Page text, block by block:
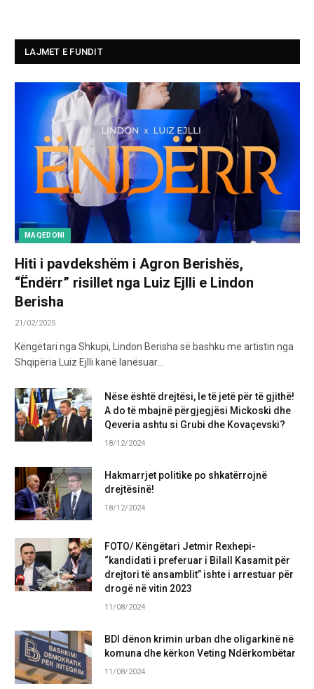
LAJMET E FUNDIT
MAQEDONI
Hiti i pavdekshëm i Agron Berishës,
“Ëndërr” risillet nga Luiz Ejlli e Lindon
Berisha
21/02/2025
Këngëtari nga Shkupi, Lindon Berisha së bashku me artistin nga
Shqipëria Luiz Ejlli kanë lanësuar…
Nëse është drejtësi, le të jetë për të gjithë!
A do të mbajnë përgjegjësi Mickoski dhe
Qeveria ashtu si Grubi dhe Kovaçevski?
18/12/2024
Hakmarrjet politike po shkatërrojnë
drejtësinë!
18/12/2024
FOTO/ Këngëtari Jetmir Rexhepi-
“kandidati i preferuar i Bilall Kasamit për
drejtori të ansamblit” ishte i arrestuar për
drogë në vitin 2023
11/08/2024
BDI dënon krimin urban dhe oligarkinë në
komuna dhe kërkon Veting Ndërkombëtar
11/08/2024